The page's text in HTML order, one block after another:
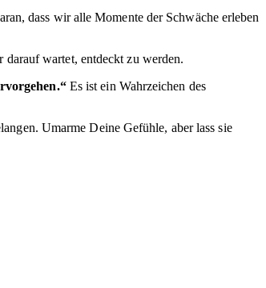
dass wir alle Momente der Schwäche erleben
wartet, entdeckt zu werden.
Es ist ein Wahrzeichen des
Umarme Deine Gefühle, aber lass sie